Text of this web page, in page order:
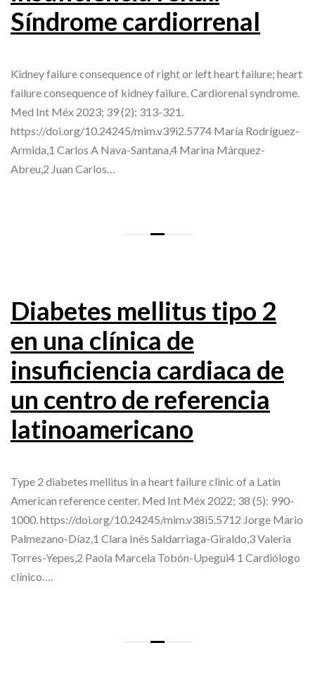
Síndrome cardiorrenal
Kidney failure consequence of right or left heart failure; heart
failure consequence of kidney failure. Cardiorenal syndrome.
Med Int Méx 2023; 39 (2): 313-321.
https://doi.org/10.24245/mim.v39i2.5774 María Rodríguez-
Armida,1 Carlos A Nava-Santana,4 Marina Márquez-
Abreu,2 Juan Carlos…
Diabetes mellitus tipo 2
en una clínica de
insuficiencia cardiaca de
un centro de referencia
latinoamericano
Type 2 diabetes mellitus in a heart failure clinic of a Latin
American reference center. Med Int Méx 2022; 38 (5): 990-
1000. https://doi.org/10.24245/mim.v38i5.5712 Jorge Mario
Palmezano-Díaz,1 Clara Inés Saldarriaga-Giraldo,3 Valeria
Torres-Yepes,2 Paola Marcela Tobón-Upegui4 1 Cardiólogo
clínico….